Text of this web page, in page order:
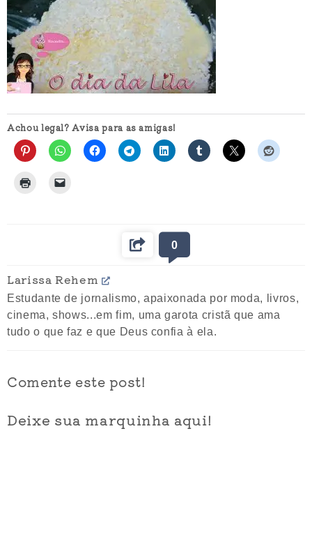
Achou legal? Avisa para as amigas!
0
Larissa Rehem
Estudante de jornalismo, apaixonada por moda, livros,
cinema, shows...em fim, uma garota cristã que ama
tudo o que faz e que Deus confia à ela.
Comente este post!
Deixe sua marquinha aqui!